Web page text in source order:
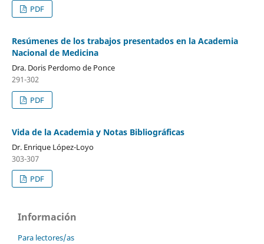
PDF
Resúmenes de los trabajos presentados en la Academia
Nacional de Medicina
Dra. Doris Perdomo de Ponce
291-302
PDF
Vida de la Academia y Notas Bibliográficas
Dr. Enrique López-Loyo
303-307
PDF
Información
Para lectores/as